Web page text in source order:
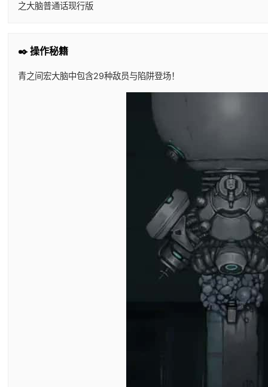
之大脑普通话现行版
✒️ 操作秘籍
青之间宏大脑中包含29种敌员与陷阱登场！